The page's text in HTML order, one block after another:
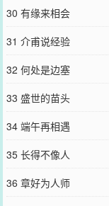
30 有缘来相会
31 介甫说经验
32 何处是边塞
33 盛世的苗头
34 端午再相遇
35 长得不像人
36 章好为人师